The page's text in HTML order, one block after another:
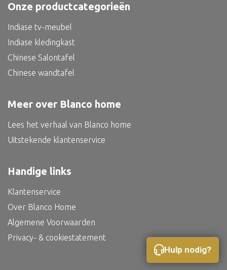
Alle bouwmateriaal
Bed
Alle oosterse meubels
Oosterse kast
Oosterse tafel
Hulp nodig?
Onze productcategorieën
Indiase tv-meubel
Indiase kledingkast
Chinese Salontafel
Chinese wandtafel
Meer over Blanco home
Lees het verhaal van Blanco home
Uitstekende klantenservice
Handige links
Klantenservice
Over Blanco Home
Algemene Voorwaarden
Privacy- & cookiestatement